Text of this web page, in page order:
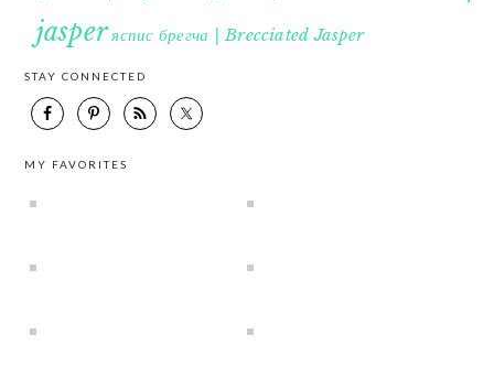
jasperяспис брегча | Brecciated Jasper
STAY CONNECTED
MY FAVORITES